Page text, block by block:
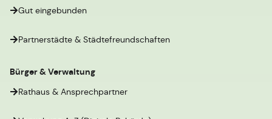
Gut eingebunden
Partnerstädte & Städtefreundschaften
Bürger & Verwaltung
Rathaus & Ansprechpartner